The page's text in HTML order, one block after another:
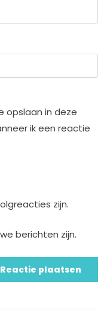
opslaan in deze
ik een reactie
zijn.
berichten zijn.